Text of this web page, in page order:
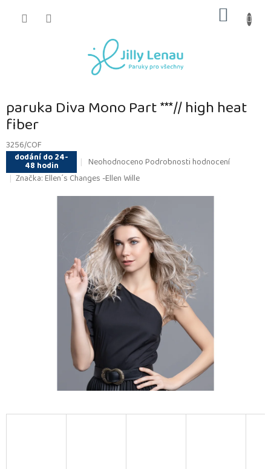
KOŠÍK
paruka Diva Mono Part ***// high heat
fiber
3256/COF
dodání do 24-
48 hodin
Průměrné
hodnocení
produktu
je
hvězdiček.
NeohodnocenoPodrobnosti hodnocení
Značka:Ellen´s Changes -Ellen Wille